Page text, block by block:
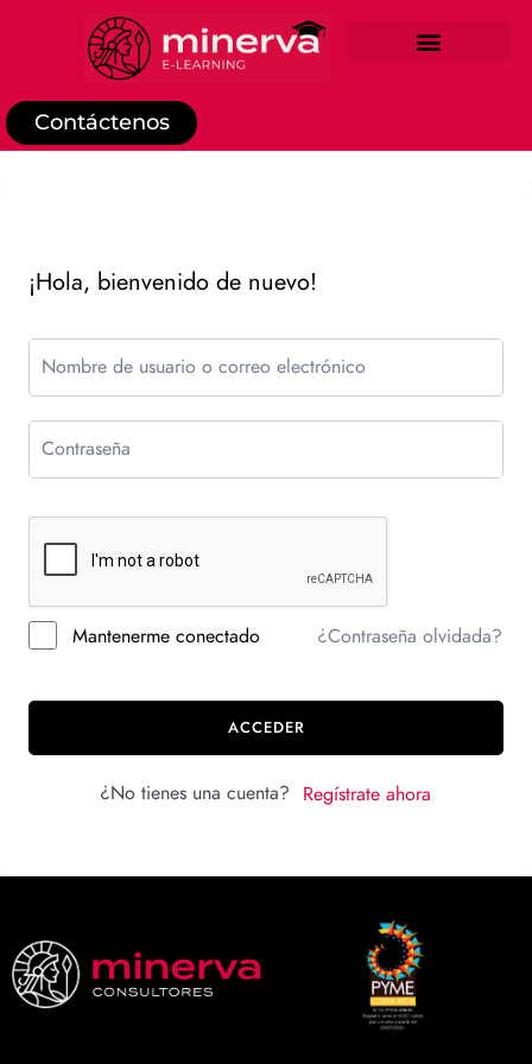
Contáctenos
¡Hola, bienvenido de nuevo!
Mantenerme conectado ¿Contraseña olvidada?
ACCEDER
¿No tienes una cuenta? Regístrate ahora